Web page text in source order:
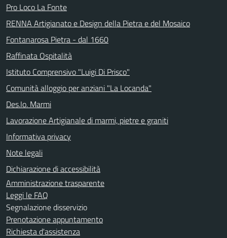
Pro Loco La Fonte
RENNA Artigianato e Design della Pietra e del Mosaico
Fontanarosa Pietra - dal 1660
Raffinata Ospitalità
Istituto Comprensivo "Luigi Di Prisco"
Comunità alloggio per anziani "La Locanda"
Des.Io. Marmi
Lavorazione Artigianale di marmi, pietre e graniti
Informativa privacy
Note legali
Dichiarazione di accessibilità
Amministrazione trasparente
Leggi le FAQ
Segnalazione disservizio
Prenotazione appuntamento
Richiesta d'assistenza